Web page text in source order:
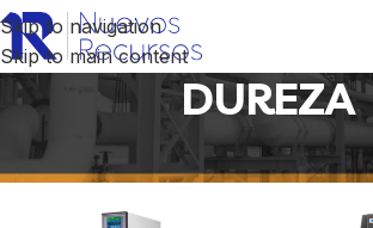
Skip to navigation
Skip to main content
DUREZA
Inicio DUREZA